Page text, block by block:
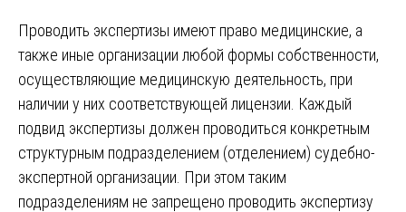
Проводить экспертизы имеют право медицинские, а
также иные организации любой формы собственности,
осуществляющие медицинскую деятельность, при
наличии у них соответствующей лицензии. Каждый
подвид экспертизы должен проводиться конкретным
структурным подразделением (отделением) судебно-
экспертной организации. При этом таким
подразделениям не запрещено проводить экспертизу